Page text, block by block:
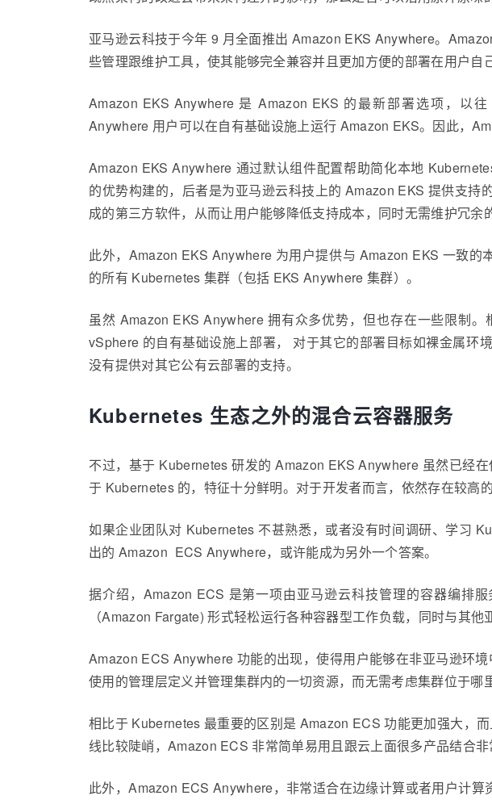
亚马逊云科技于今年 9 月全面推出 Amazon EKS Anywhere。
些管理跟维护工具，使其能够完全兼容并且更加方便的部署在用户自
Amazon EKS Anywhere 是 Amazon EKS 的最新部署选项，以
Anywhere 用户可以在自有基础设施上运行 Amazon EKS。因此，
Amazon EKS Anywhere 通过默认组件配置帮助简化本地
的优势构建的，后者是为亚马逊云科技上的 Amazon EKS 提供支
成的第三方软件，从而让用户能够降低支持成本，同时无需维护冗余
此外，Amazon EKS Anywhere 为用户提供与 Amazon EKS 一致
的所有 Kubernetes 集群（包括 EKS Anywhere 集群）。
虽然 Amazon EKS Anywhere 拥有众多优势，但也存在一些限制
vSphere 的自有基础设施上部署， 对于其它的部署目标如裸金属环
没有提供对其它公有云部署的支持。
Kubernetes 生态之外的混合云容器服务
不过，基于 Kubernetes 研发的 Amazon EKS Anywhere 虽然已经
于 Kubernetes 的，特征十分鲜明。对于开发者而言，依然存在较高的
如果企业团队对 Kubernetes 不甚熟悉，或者没有时间调研、学习
出的 Amazon ECS Anywhere，或许能成为另外一个答案。
据介绍，Amazon ECS 是第一项由亚马逊云科技管理的容器编排
（Amazon Fargate) 形式轻松运行各种容器型工作负载，同时与其
Amazon ECS Anywhere 功能的出现，使得用户能够在非亚马逊环
使用的管理层定义并管理集群内的一切资源，而无需考虑集群位于哪
相比于 Kubernetes 最重要的区别是 Amazon ECS 功能更加强大，
线比较陡峭，Amazon ECS 非常简单易用且跟云上面很多产品结合非
此外，Amazon ECS Anywhere，非常适合在边缘计算或者用户计